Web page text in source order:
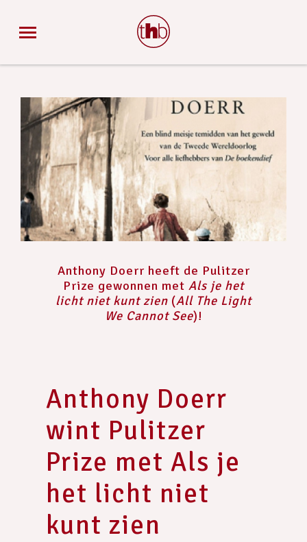
Anthony Doerr heeft de Pulitzer
Prize gewonnen met Als je het
licht niet kunt zien (All The Light
We Cannot See)!
Anthony Doerr
wint Pulitzer
Prize met Als je
het licht niet
kunt zien